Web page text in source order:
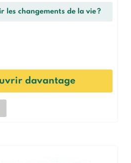
les changements de la vie ?
davantage